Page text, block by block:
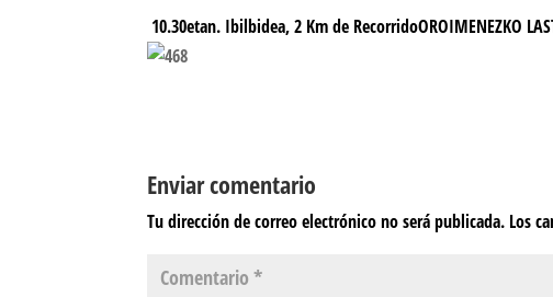
10.30etan. Ibilbidea, 2 Kmde RecorridoOROIMENEZKO
Enviar comentario
Tu dirección de correo electrónico no será publicada. Los